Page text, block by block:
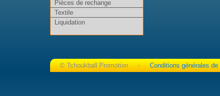
Pièces de rechange
Textile
Liquidation
© Tchoukball Promotion - Conditions générales de